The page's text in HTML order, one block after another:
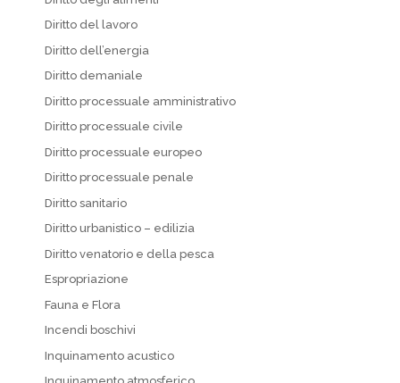
Diritto del lavoro
Diritto dell’energia
Diritto demaniale
Diritto processuale amministrativo
Diritto processuale civile
Diritto processuale europeo
Diritto processuale penale
Diritto sanitario
Diritto urbanistico – edilizia
Diritto venatorio e della pesca
Espropriazione
Fauna e Flora
Incendi boschivi
Inquinamento acustico